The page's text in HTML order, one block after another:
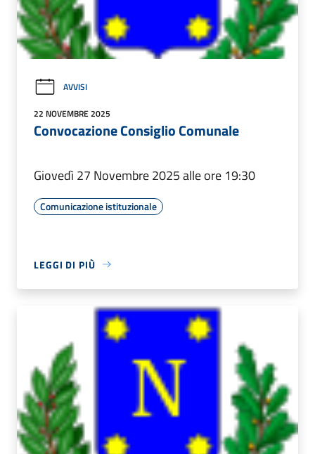
AVVISI
22 NOVEMBRE 2025
Convocazione Consiglio Comunale
Giovedì 27 Novembre 2025 alle ore 19:30
Comunicazione istituzionale
LEGGI DI PIÙ